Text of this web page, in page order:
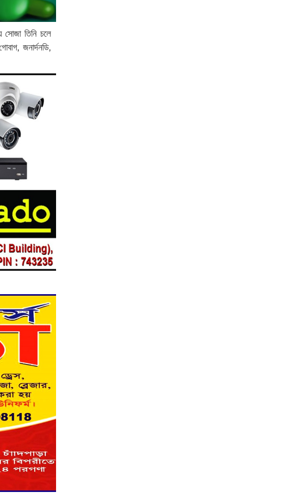
সোজা তিনি চলে
জনার্দনডি,